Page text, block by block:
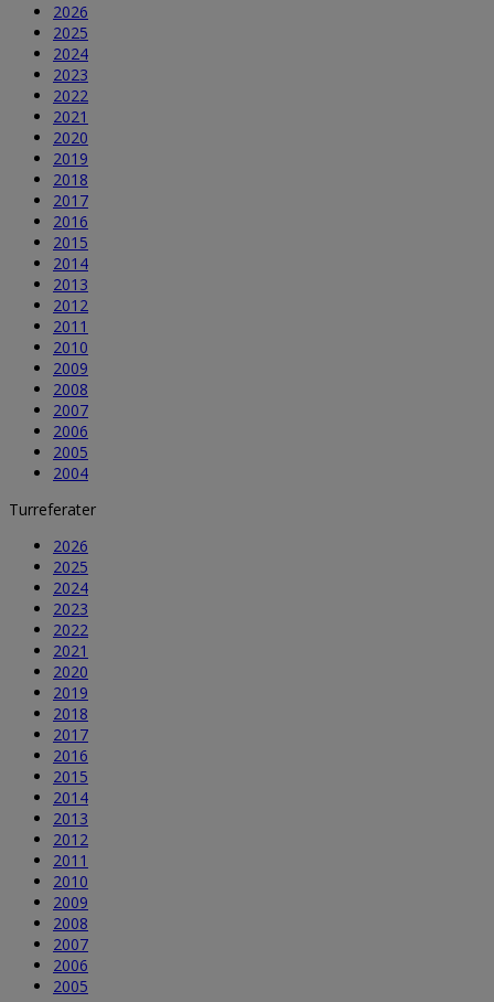
2026
2025
2024
2023
2022
2021
2020
2019
2018
2017
2016
2015
2014
2013
2012
2011
2010
2009
2008
2007
2006
2005
2004
Turreferater
2026
2025
2024
2023
2022
2021
2020
2019
2018
2017
2016
2015
2014
2013
2012
2011
2010
2009
2008
2007
2006
2005